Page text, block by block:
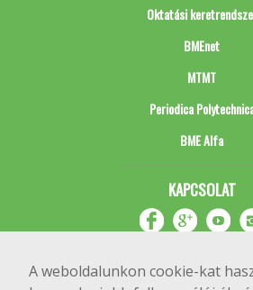
A weboldalunkon cookie-kat
Oktatási
BMEnet
MTMT
Periodica
BME Alfa
KAPCSOLAT